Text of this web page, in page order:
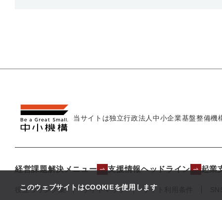
このウェブサイトはCOOKIEを使用します
当サイトは独立行政法人中小企業基盤整備機
経営課題解決メニュー 支援情報ヘッドライン 起業
役立つリンク集 サイトマップ サイト利用条件